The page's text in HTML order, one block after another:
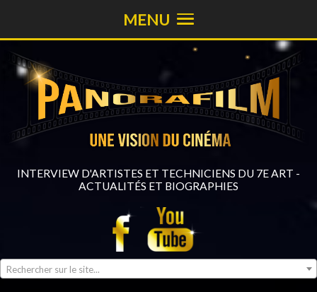
INTERVIEW D'ARTISTES ET TECHNICIENS DU 7E ART -
ACTUALITÉS ET BIOGRAPHIES
Rechercher sur le site...
MENU